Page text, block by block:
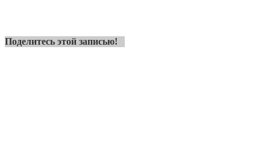
Поделитесь этой записью!